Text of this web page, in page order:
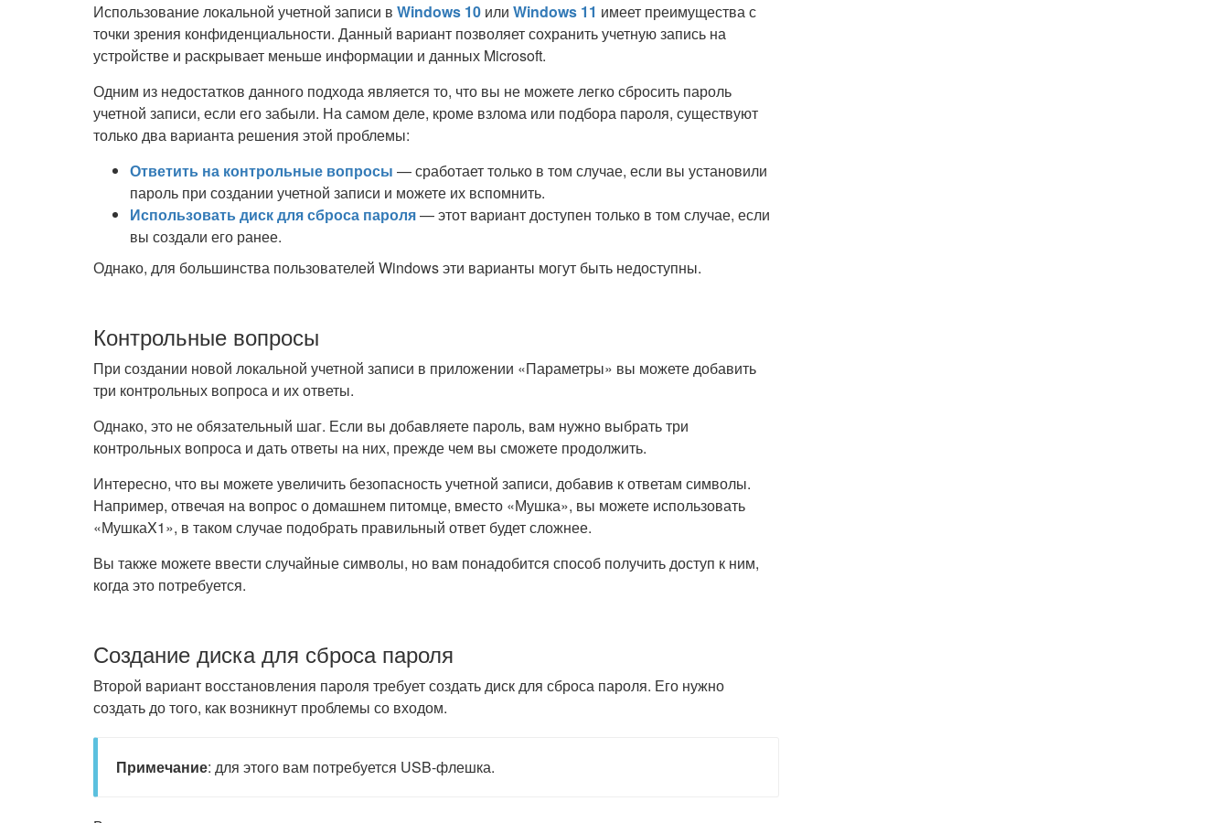
Использование локальной учетной записи в Windows 10 или Windows 11 имеет преимущества с
точки зрения конфиденциальности. Данный вариант позволяет сохранить учетную запись на
устройстве и раскрывает меньше информации и данных Microsoft.
Одним из недостатков данного подхода является то, что вы не можете легко сбросить пароль
учетной записи, если его забыли. На самом деле, кроме взлома или подбора пароля, существуют
только два варианта решения этой проблемы:
Ответить на контрольные вопросы — сработает только в том случае, если вы установили
пароль при создании учетной записи и можете их вспомнить.
Использовать диск для сброса пароля— этот вариант доступен только в том случае, если
вы создали его ранее.
Однако, для большинства пользователей Windows эти варианты могут быть недоступны.
Контрольные вопросы
При создании новой локальной учетной записи в приложении «Параметры» вы можете добавить
три контрольных вопроса и их ответы.
Однако, это не обязательный шаг. Если вы добавляете пароль, вам нужно выбрать три
контрольных вопроса и дать ответы на них, прежде чем вы сможете продолжить.
Интересно, что вы можете увеличить безопасность учетной записи, добавив к ответам символы.
Например, отвечая на вопрос о домашнем питомце, вместо «Мушка», вы можете использовать
«МушкаX1», в таком случае подобрать правильный ответ будет сложнее.
Вы также можете ввести случайные символы, но вам понадобится способ получить доступ к ним,
когда это потребуется.
Создание диска для сброса пароля
Второй вариант восстановления пароля требует создать диск для сброса пароля. Его нужно
создать до того, как возникнут проблемы со входом.
Примечание: для этого вам потребуется USB-флешка.